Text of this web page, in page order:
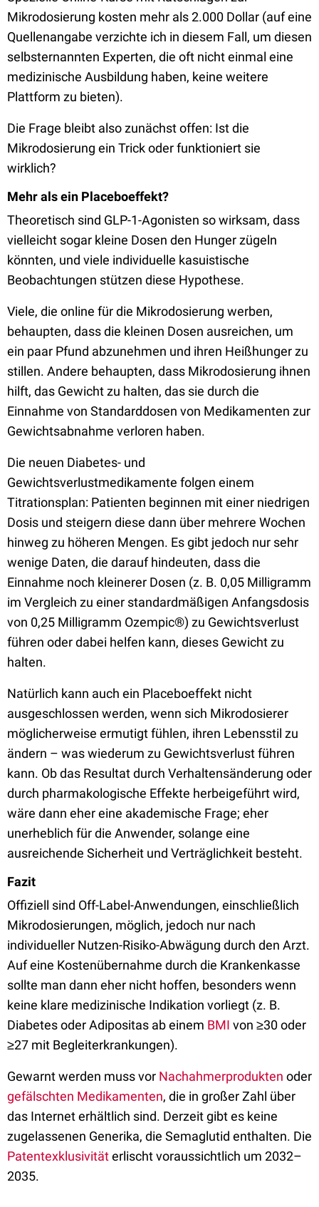
Mikrodosierung kosten mehr als 2.000 Dollar (auf eine
Quellenangabe verzichte ich in diesem Fall, um diesen
selbsternannten Experten, die oft nicht einmal eine
medizinische Ausbildung haben, keine weitere
Plattform zu bieten).
Die Frage bleibt also zunächst offen: Ist die
Mikrodosierung ein Trick oder funktioniert sie
wirklich?
Mehr als ein Placeboeffekt?
Theoretisch sind GLP-1-Agonisten so wirksam, dass
vielleicht sogar kleine Dosen den Hunger zügeln
könnten, und viele individuelle kasuistische
Beobachtungen stützen diese Hypothese.
Viele, die online für die Mikrodosierung werben,
behaupten, dass die kleinen Dosen ausreichen, um
ein paar Pfund abzunehmen und ihren Heißhunger zu
stillen. Andere behaupten, dass Mikrodosierung ihnen
hilft, das Gewicht zu halten, das sie durch die
Einnahme von Standarddosen von Medikamenten zur
Gewichtsabnahme verloren haben.
Die neuen Diabetes- und
Gewichtsverlustmedikamente folgen einem
Titrationsplan: Patienten beginnen mit einer niedrigen
Dosis und steigern diese dann über mehrere Wochen
hinweg zu höheren Mengen. Es gibt jedoch nur sehr
wenige Daten, die darauf hindeuten, dass die
Einnahme noch kleinerer Dosen (z. B. 0,05 Milligramm
im Vergleich zu einer standardmäßigen Anfangsdosis
von 0,25 Milligramm Ozempic®) zu Gewichtsverlust
führen oder dabei helfen kann, dieses Gewicht zu
halten.
Natürlich kann auch ein Placeboeffekt nicht
ausgeschlossen werden, wenn sich Mikrodosierer
möglicherweise ermutigt fühlen, ihren Lebensstil zu
ändern – was wiederum zu Gewichtsverlust führen
kann. Ob das Resultat durch Verhaltensänderung oder
durch pharmakologische Effekte herbeigeführt wird,
wäre dann eher eine akademische Frage; eher
unerheblich für die Anwender, solange eine
ausreichende Sicherheit und Verträglichkeit besteht.
Fazit
Offiziell sind Off-Label-Anwendungen, einschließlich
Mikrodosierungen, möglich, jedoch nur nach
individueller Nutzen-Risiko-Abwägung durch den Arzt.
Auf eine Kostenübernahme durch die Krankenkasse
sollte man dann eher nicht hoffen, besonders wenn
keine klare medizinische Indikation vorliegt (z. B.
Diabetes oder Adipositas ab einem BMI von ≥30 oder
≥27 mit Begleiterkrankungen).
Gewarnt werden muss vor Nachahmerprodukten oder
gefälschten Medikamenten, die in großer Zahl über
das Internet erhältlich sind. Derzeit gibt es keine
zugelassenen Generika, die Semaglutid enthalten. Die
Patentexklusivitäterlischt voraussichtlich um 2032–
2035.